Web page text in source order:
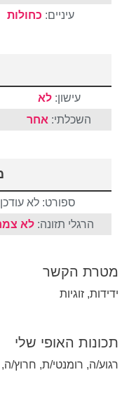
עיניים: כחולות
עישון:לא
השכלתי: אחר
ספורט: לא עודכן
הרגלי תזונה:לא
מטרת הקשר
ידידות, זוגיות
תכונות האופי שלי
רגוע/ה, רומנטי/ת, חרוץ/